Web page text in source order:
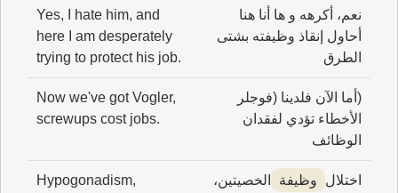
نعم، أكرهه و ها أنا هنا
أحاول إنقاذ وظيفته بشتى
الطرق
Yes, I hate him, and
here I am desperately
trying to protect his job.
(أما الآن فلدينا (فوجلر
الأخطاء تؤدي لفقدان
الوظائف
Now we've got Vogler,
screwups cost jobs.
اختلال وظيفة
الخصيتين،
Hypogonadism,